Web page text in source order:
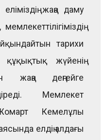
жаңа даму
мемлекеттілігіміздің
тарихи
жүйенің
жаңа деңгейге
Мемлекет
Кемелұлы
елдің алдағы